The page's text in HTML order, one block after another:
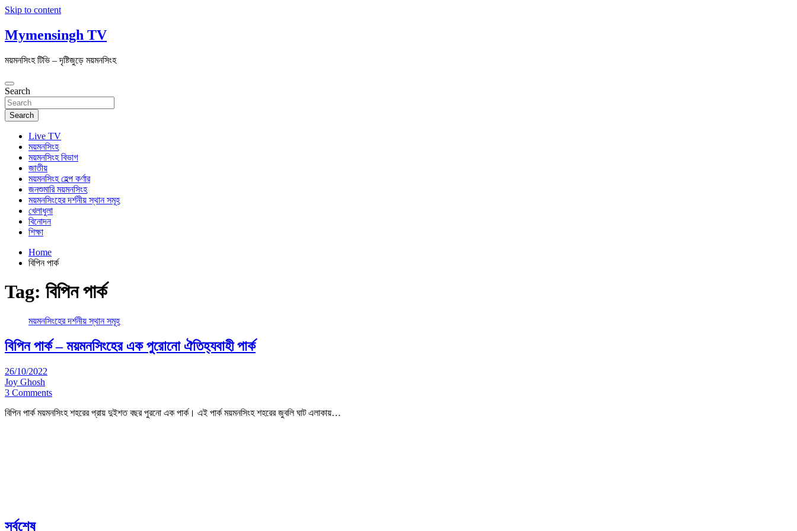
Skip to content
Mymensingh TV
ময়মনসিংহ টিভি – দৃষ্টিজুড়ে ময়মনসিংহ
Search
Search
Live TV
ময়মনসিংহ
ময়মনসিংহ বিভাগ
জাতীয়
ময়মনসিংহ হেল্প কর্ণার
জনশুমারি ময়মনসিংহ
ময়মনসিংহের দর্শনীয় স্থান সমূহ
খেলাধুলা
বিনোদন
শিক্ষা
Home
বিপিন পার্ক
Tag: বিপিন পার্ক
ময়মনসিংহের দর্শনীয় স্থান সমূহ
বিপিন পার্ক – ময়মনসিংহের এক পুরোনো ঐতিহ্যবাহী পার্ক
26/10/2022
Joy Ghosh
3 Comments
বিপিন পার্ক ময়মনসিংহ শহরের প্রায় দুইশত বছর পুরনো এক পার্ক। এই পার্ক ময়মনসিংহ শহরের জুবলি ঘাট এলাকায়…
সর্বশেষ